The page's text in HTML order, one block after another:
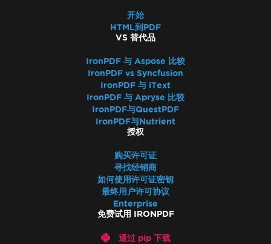
开始
HTML到PDF
VS 替代品
IronPDF 与 Aspose 比较
IronPDF vs Syncfusion
IronPDF 与 iText
IronPDF 与 Apryse 比较
IronPDF与QuestPDF
IronPDF与Nutrient
授权
购买许可证
寻找经销商
如何使用许可证密钥
最终用户许可协议
Enterprise
免费试用 IRONPDF
通过 pip 下载